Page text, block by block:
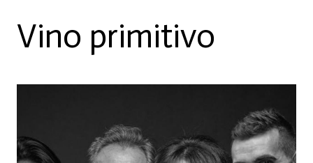
Vino primitivo